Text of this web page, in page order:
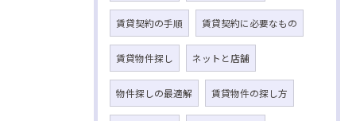
賃貸契約の手順 賃貸契約に必要なもの
賃貸物件探し ネットと店舗
物件探しの最適解 賃貸物件の探し方